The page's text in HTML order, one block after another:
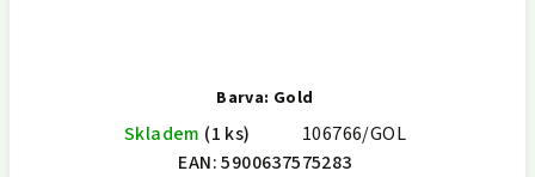
Barva: Gold
Skladem (1 ks)
106766/GOL
EAN: 5900637575283